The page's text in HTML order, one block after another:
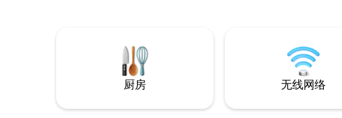
费无线网络。
部插座（带电
物。最少3晚。
厨房 无线网络